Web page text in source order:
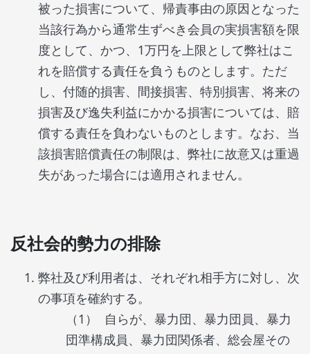
被った損害について、帰責事由の原因となった
当該行為から通常生ずべき会員の実損害額を限
度として、かつ、1万円を上限として弊社はこ
れを賠償する責任を負うものとします。ただ
し、付随的損害、間接損害、特別損害、将来の
損害及び逸失利益にかかる損害については、賠
償する責任を負わないものとします。なお、当
該損害賠償責任の制限は、弊社に故意又は重過
失があった場合には適用されません。
反社会的勢力の排除
弊社及び利用者は、それぞれ相手方に対し、次
の事項を確約する。
自らが、暴力団、暴力団員、暴力
団準構成員、暴力団関係者、総会屋その